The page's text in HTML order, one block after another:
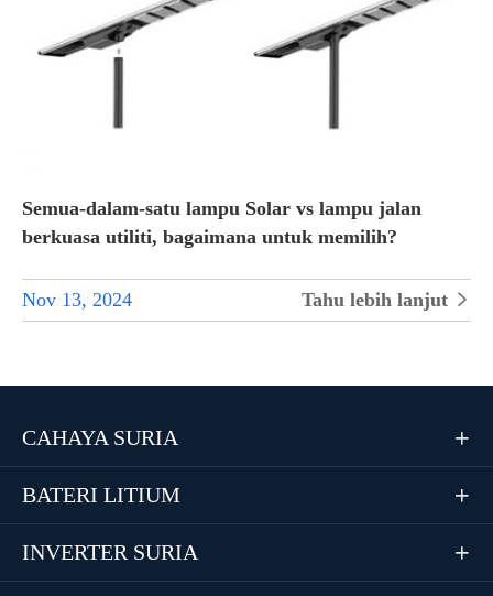
Semua-dalam-satu lampu Solar vs lampu jalan
berkuasa utiliti, bagaimana untuk memilih?
Nov 13, 2024 Tahu lebih lanjut 
CAHAYA SURIA 
BATERI LITIUM 
INVERTER SURIA 